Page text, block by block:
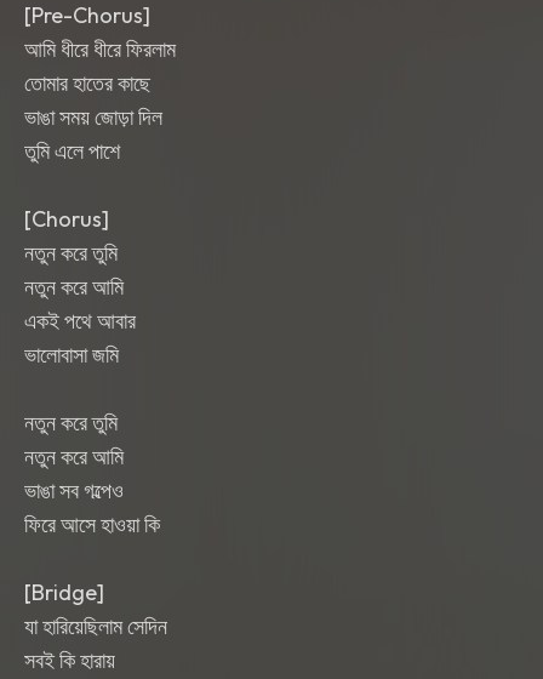
[Pre-Chorus]
আমি ধীরে ধীরে ফিরলাম
তোমার হাতের কাছে
ভাঙা সময় জোড়া দিল
তুমি এলে পাশে
[Chorus]
নতুন করে তুমি
নতুন করে আমি
একই পথে আবার
ভালোবাসা জমি
নতুন করে তুমি
নতুন করে আমি
ভাঙা সব গল্পেও
ফিরে আসে হাওয়া কি
[Bridge]
যা হারিয়েছিলাম সেদিন
সবই কি হারায়